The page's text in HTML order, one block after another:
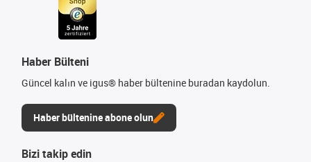
Haber Bülteni
Güncel kalın ve igus® haber bültenine buradan kaydolun.
Haber bültenine abone olun
Bizi takip edin